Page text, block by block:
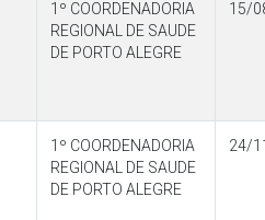
1º COORDENADORIA
REGIONAL DE SAUDE
DE PORTO ALEGRE
15/
1º COORDENADORIA
REGIONAL DE SAUDE
DE PORTO ALEGRE
24/